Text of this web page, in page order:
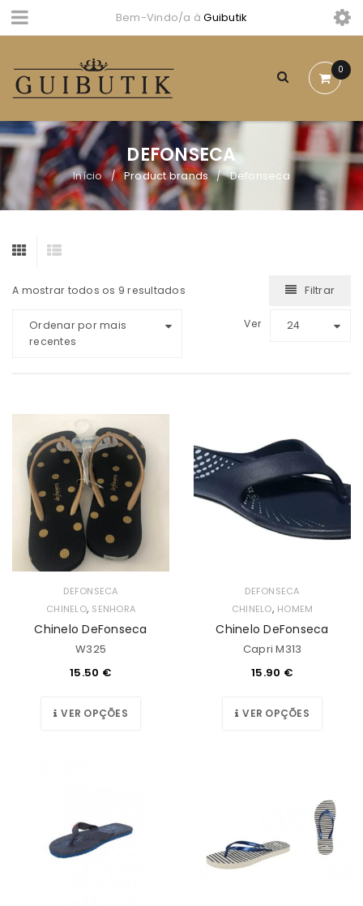
Bem-Vindo/a àGuibutik
0
DEFONSECA
Início / Product brands / Defonseca
A mostrar todos os 9 resultados Filtrar
Ordenar por mais
recentes
Ver 24
DEFONSECA
CHINELO, SENHORA
Chinelo DeFonseca
W325
15.50 €
VER OPÇÕES
DEFONSECA
CHINELO, HOMEM
Chinelo DeFonseca
Capri M313
15.90 €
VER OPÇÕES